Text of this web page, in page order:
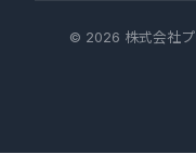
© 2026 株式会社